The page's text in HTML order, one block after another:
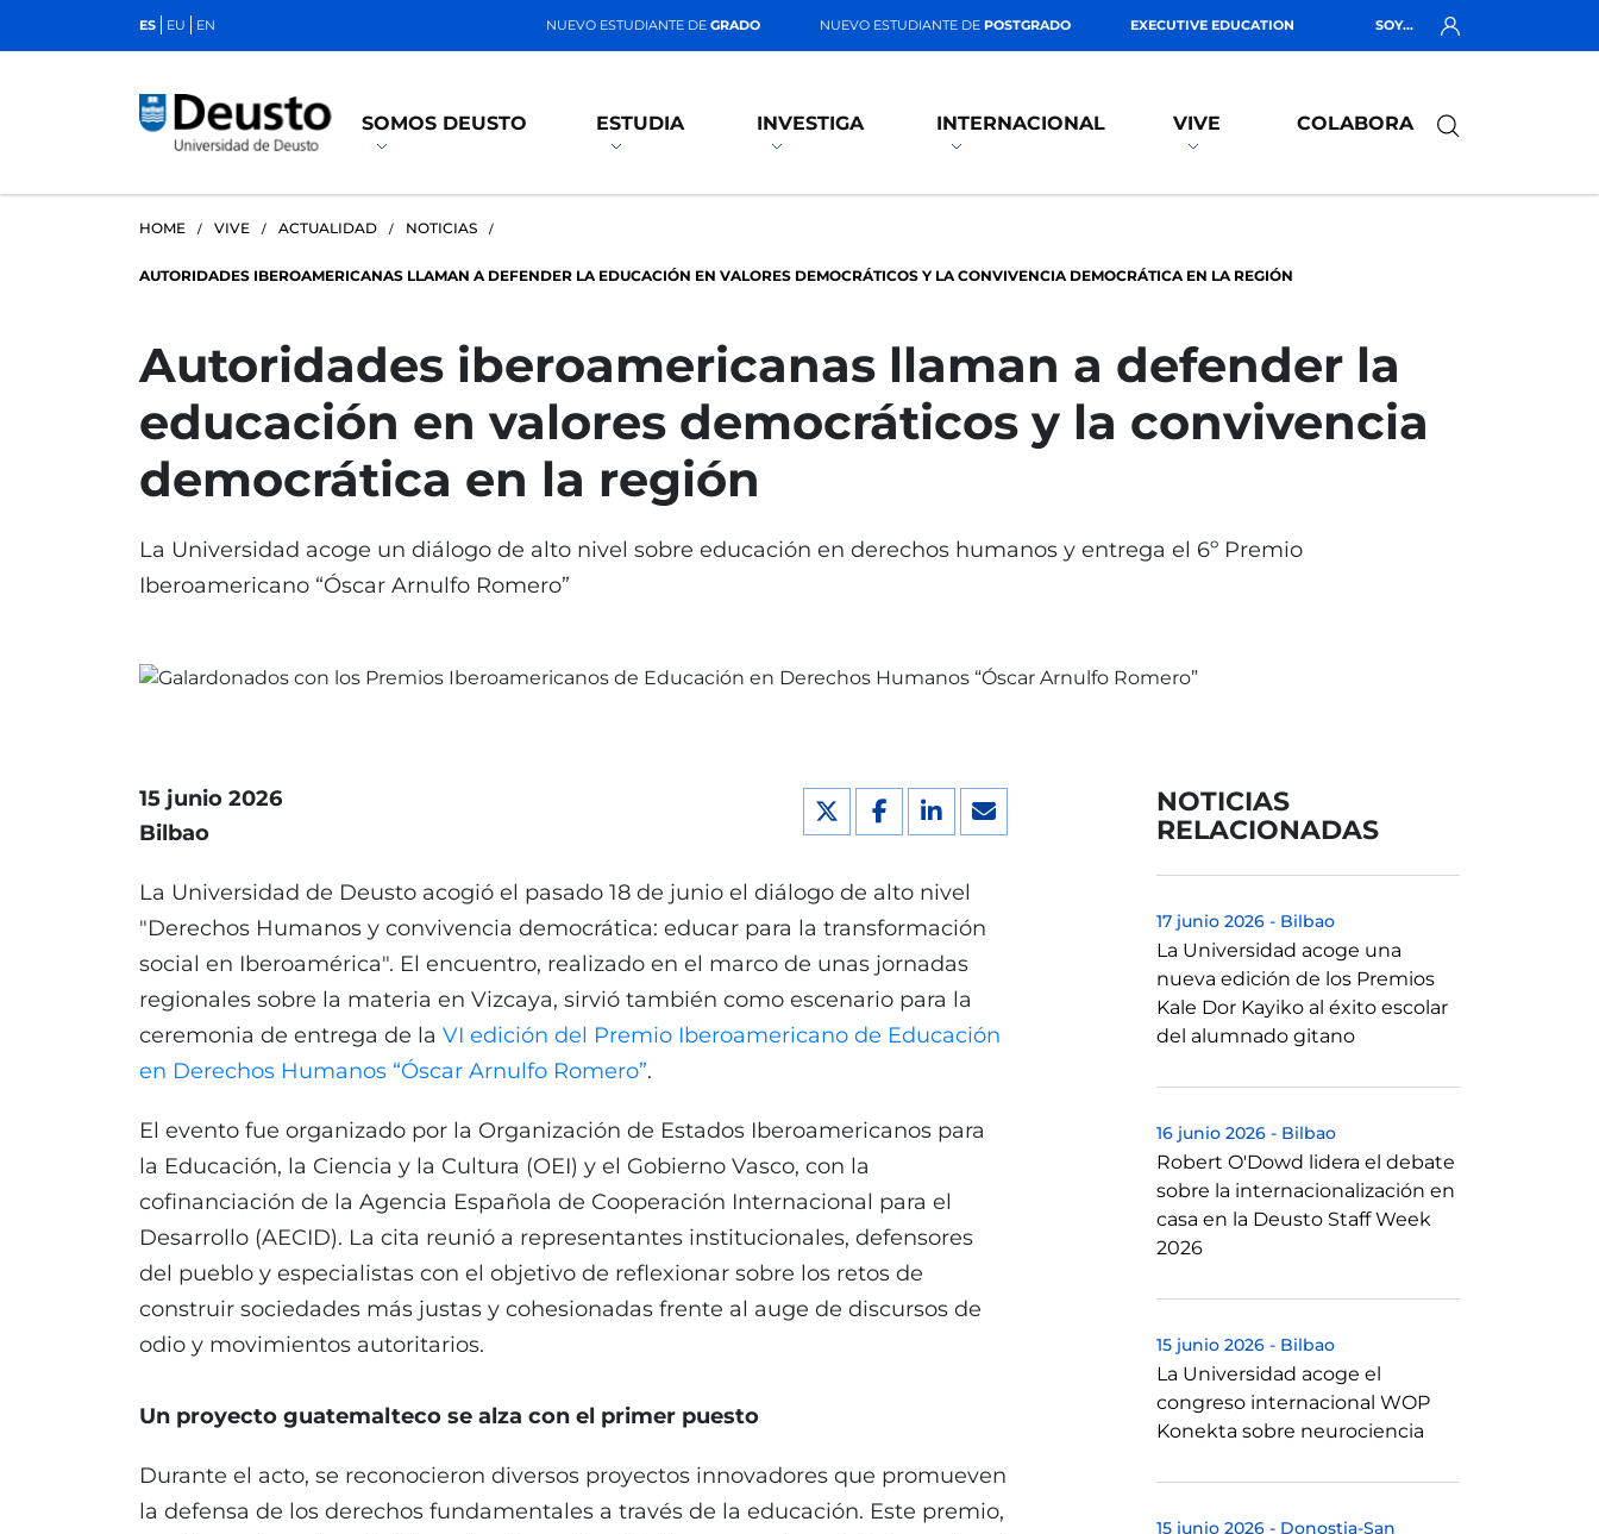
ES EU EN NUEVO ESTUDIANTE DEGRADO NUEVO ESTUDIANTE DE POSTGRADO EXECUTIVE EDUCATION SOY...
SOMOS DEUSTO ESTUDIA INVESTIGA INTERNACIONAL VIVE COLABORA
HOME VIVE ACTUALIDAD NOTICIAS
AUTORIDADES IBEROAMERICANAS LLAMAN A DEFENDER LA EDUCACIÓN EN VALORES DEMOCRÁTICOS Y LA CONVIVENCIA DEMOCRÁTICA EN LA REGIÓN
Autoridades iberoamericanas llaman a defender la
educación en valores democráticos y la convivencia
democrática en la región
La Universidad acoge un diálogo de alto nivel sobre educación en derechos humanos y entrega el 6º Premio
Iberoamericano “Óscar Arnulfo Romero”
15 junio 2026
Bilbao
La Universidad de Deusto acogió el pasado 18 de junio el diálogo de alto nivel
"Derechos Humanos y convivencia democrática: educar para la transformación
social en Iberoamérica". El encuentro, realizado en el marco de unas jornadas
regionales sobre la materia en Vizcaya, sirvió también como escenario para la
ceremonia de entrega de la VI edición del Premio Iberoamericano de Educación
en Derechos Humanos “Óscar Arnulfo Romero”.
El evento fue organizado por la Organización de Estados Iberoamericanos para
la Educación, la Ciencia y la Cultura (OEI) y el Gobierno Vasco, con la
cofinanciación de la Agencia Española de Cooperación Internacional para el
Desarrollo (AECID). La cita reunió a representantes institucionales, defensores
del pueblo y especialistas con el objetivo de reflexionar sobre los retos de
construir sociedades más justas y cohesionadas frente al auge de discursos de
odio y movimientos autoritarios.
Un proyecto guatemalteco se alza con el primer puesto
Durante el acto, se reconocieron diversos proyectos innovadores que promueven
la defensa de los derechos fundamentales a través de la educación. Este premio,
NOTICIAS
RELACIONADAS
17 junio 2026 - Bilbao
La Universidad acoge una
nueva edición de los Premios
Kale Dor Kayiko al éxito escolar
del alumnado gitano
16 junio 2026 - Bilbao
Robert O'Dowd lidera el debate
sobre la internacionalización en
casa en la Deusto Staff Week
2026
15 junio 2026 - Bilbao
La Universidad acoge el
congreso internacional WOP
Konekta sobre neurociencia
15 junio 2026 - Donostia-San